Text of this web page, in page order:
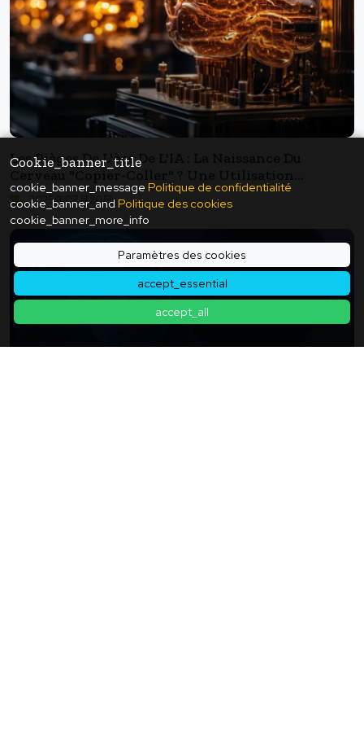
Cookie_banner_title
cookie_banner_message Politique de confidentialité
cookie_banner_and Politique des cookies
cookie_banner_more_info
Paramètres des cookies
accept_essential
accept_all
Les Pièges De L'ère De L'IA : La Naissance Du
Cerveau "copier-Coller" ? Une Utilisation
Prolongée De ChatGPT Réduit La Mémoire De 55 %
2025年07月20日